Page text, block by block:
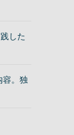
した
容。独